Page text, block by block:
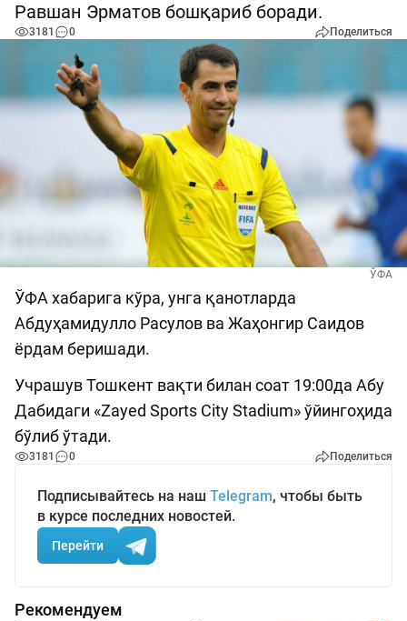
Равшан Эрматов бошқариб боради.
3181 0 Поделиться
ЎФА
ЎФА хабарига кўра, унга қанотларда
Абдуҳамидулло Расулов ва Жаҳонгир Саидов
ёрдам беришади.
Учрашув Тошкент вақти билан соат 19:00да Абу
Дабидаги «Zayed Sports City Stadium» ўйингоҳида
бўлиб ўтади.
3181 0 Поделиться
Подписывайтесь на наш Telegram, чтобы быть
в курсе последних новостей.
Перейти
Рекомендуем